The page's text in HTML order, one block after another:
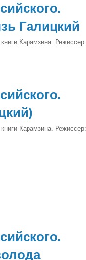
Галицкий
Карамзина. Режиссер:
Карамзина. Режиссер: